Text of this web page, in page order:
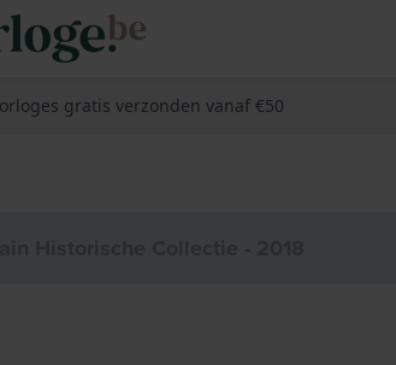
gratis verzonden vanaf €50